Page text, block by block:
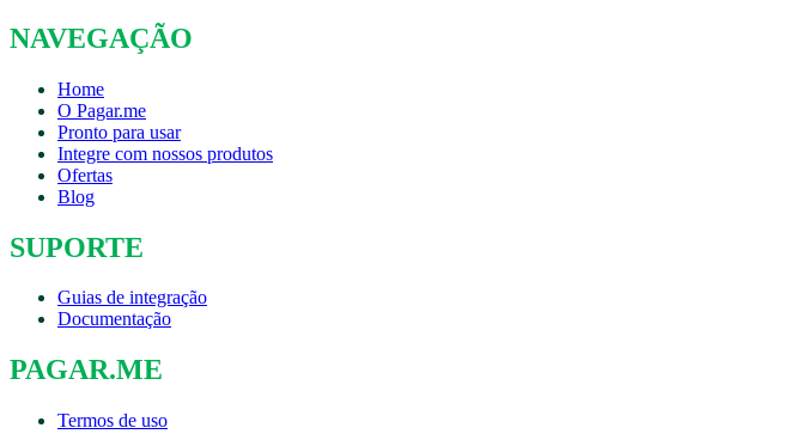
NAVEGAÇÃO
Home
O Pagar.me
Pronto para usar
Integre com nossos produtos
Ofertas
Blog
SUPORTE
Guias de integração
Documentação
PAGAR.ME
Termos de uso